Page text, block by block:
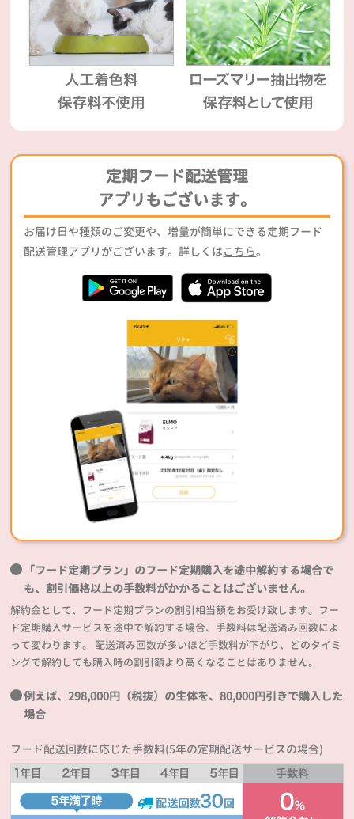
定期フード配送管理
アプリもございます。
お届け日や種類のご変更や、増量が簡単にできる定期フード
配送管理アプリがございます。詳しくはこちら。
「フード定期プラン」のフード定期購入を途中解約する場合で
も、割引価格以上の手数料がかかることはございません。
解約金として、フード定期プランの割引相当額をお受け致します。フー
ド定期購入サービスを途中で解約する場合、手数料は配送済み回数によ
って変わります。 配送済み回数が多いほど手数料が下がり、どのタイミ
ングで解約しても購入時の割引額より高くなることはありません。
例えば、298,000円（税抜）の生体を、80,000円引きで購入した
場合
フード配送回数に応じた手数料(5年の定期配送サービスの場合)